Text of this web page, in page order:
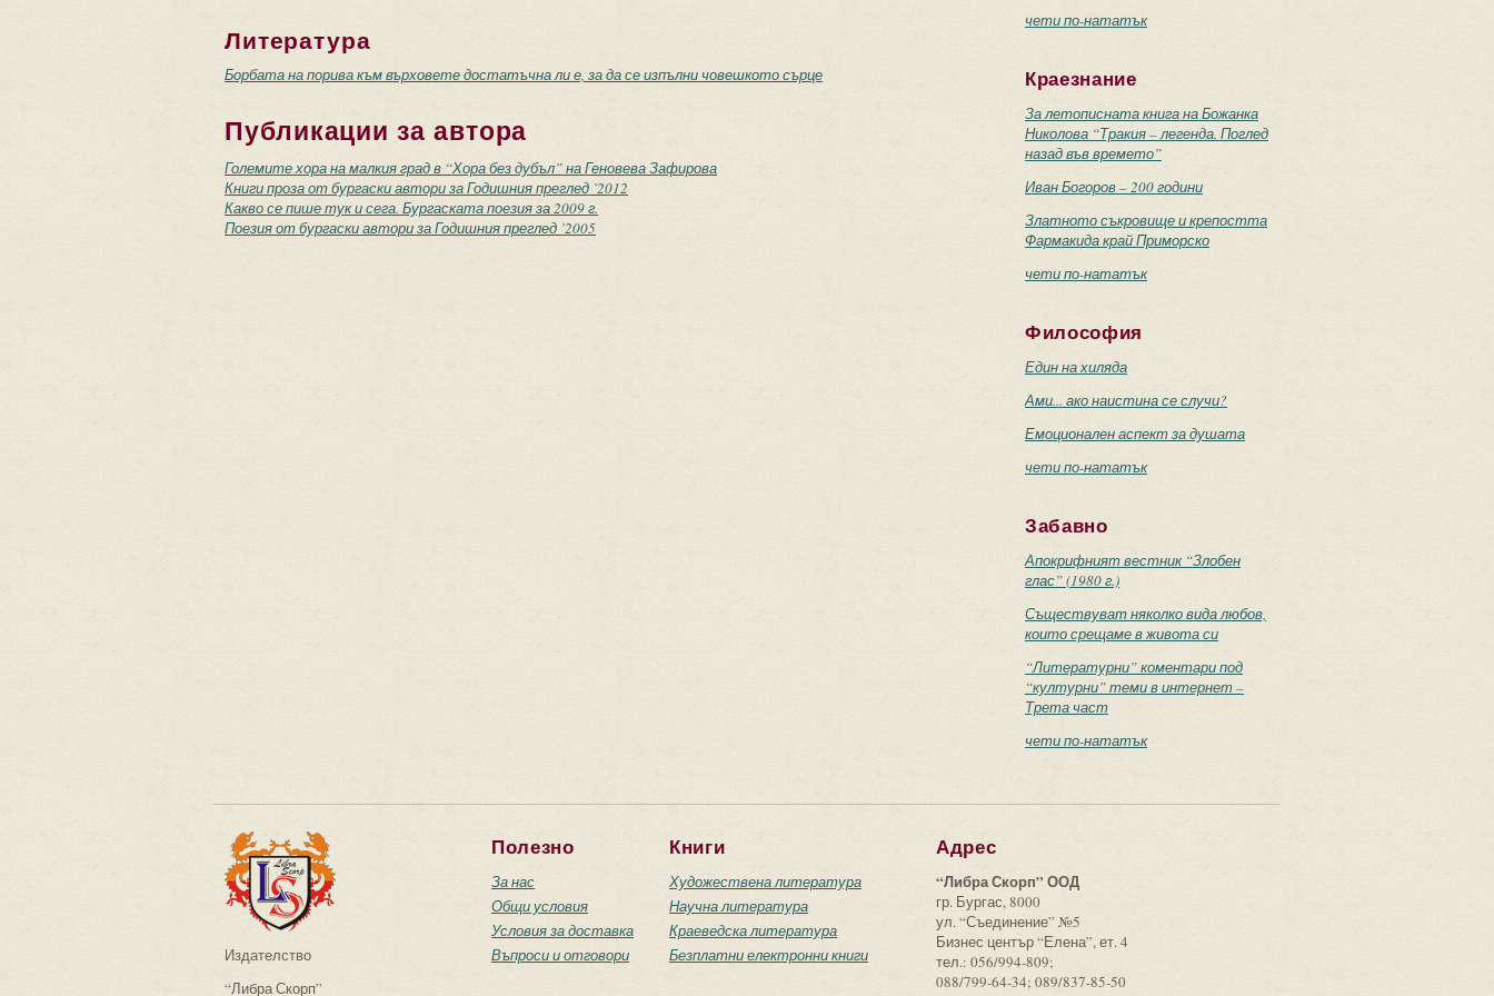
Литература
Борбата на порива към върховете достатъчна ли е, за да се изпълни човешкото сърце
Публикации за автора
Големите хора на малкия град в “Хора без дубъл” на Геновева Зафирова
Книги проза от бургаски автори за Годишния преглед ’2012
Какво се пише тук и сега. Бургаската поезия за 2009 г.
Поезия от бургаски автори за Годишния преглед ’2005
чети по-нататък
Краезнание
За летописната книга на Божанка
Николова “Тракия – легенда. Поглед
назад във времето”
Иван Богоров – 200 години
Златното съкровище и крепостта
Фармакида край Приморско
чети по-нататък
Философия
Един на хиляда
Ами... ако наистина се случи?
Емоционален аспект за душата
чети по-нататък
Забавно
Апокрифният вестник “Злобен
глас” (1980 г.)
Съществуват няколко вида любов,
които срещаме в живота си
“Литературни” коментари под
“културни” теми в интернет –
Трета част
чети по-нататък
Издателство
“Либра Скорп”
Полезно
За нас
Общи условия
Условия за доставка
Въпроси и отговори
Книги
Художествена литература
Научна литература
Краеведска литература
Безплатни електронни книги
Адрес
“Либра Скорп” ООД
гр. Бургас, 8000
ул. “Съединение” №5
Бизнес център “Елена”, ет. 4
тел.: 056/994-809;
088/799-64-34; 089/837-85-50